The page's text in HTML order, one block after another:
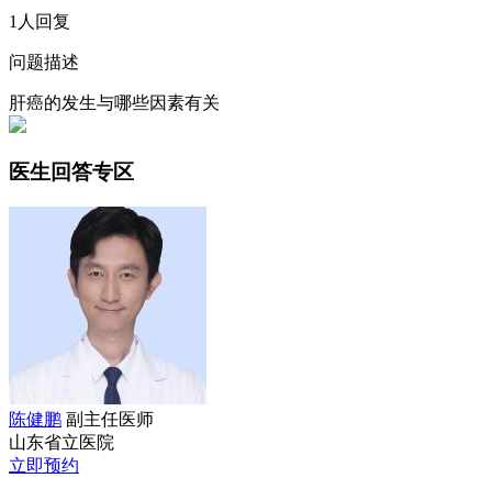
1人回复
问题描述
肝癌的发生与哪些因素有关
医生回答专区
陈健鹏 副主任医师
山东省立医院
立即预约